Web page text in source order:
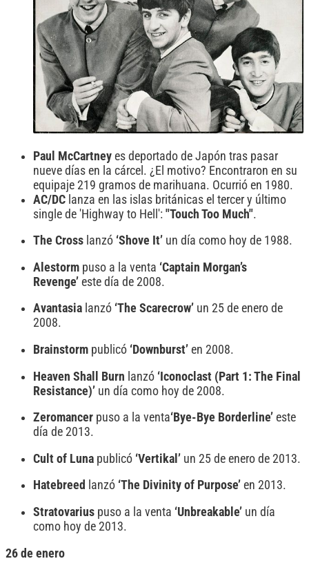
Paul McCartney es deportado de Japón tras pasar
nueve días en la cárcel. ¿El motivo? Encontraron en su
equipaje 219 gramos de marihuana. Ocurrió en 1980.
AC/DC lanza en las islas británicas el tercer y último
single de 'Highway to Hell': "Touch Too Much".
The Cross lanzó ‘Shove It’ un día como hoy de 1988.
Alestorm puso a la venta ‘Captain Morgan’s
Revenge’ este día de 2008.
Avantasia lanzó ‘The Scarecrow’ un 25 de enero de
2008.
Brainstorm publicó ‘Downburst’ en 2008.
Heaven Shall Burn lanzó ‘Iconoclast (Part 1: The Final
Resistance)’ un día como hoy de 2008.
Zeromancer puso a la venta‘Bye-Bye Borderline’ este
día de 2013.
Cult of Luna publicó ‘Vertikal’ un 25 de enero de 2013.
Hatebreed lanzó ‘The Divinity of Purpose’ en 2013.
Stratovarius puso a la venta ‘Unbreakable’ un día
como hoy de 2013.
26 de enero